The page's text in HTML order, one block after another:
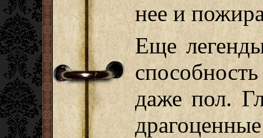
нее и
Еще
даже пол.